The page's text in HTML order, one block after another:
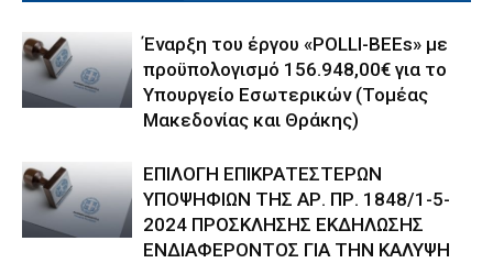
Έναρξη του έργου «POLLI-BEEs» με
προϋπολογισμό 156.948,00€ για το
Υπουργείο Εσωτερικών (Τομέας
Μακεδονίας και Θράκης)
ΕΠΙΛΟΓΗ ΕΠΙΚΡΑΤΕΣΤΕΡΩΝ
ΥΠΟΨΗΦΙΩΝ ΤΗΣ ΑΡ. ΠΡ. 1848/1-5-
2024 ΠΡΟΣΚΛΗΣΗΣ ΕΚΔΗΛΩΣΗΣ
ΕΝΔΙΑΦΕΡΟΝΤΟΣ ΓΙΑ ΤΗΝ ΚΑΛΥΨΗ